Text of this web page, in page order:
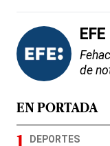
EFE
de
EN PORTADA
DEPORTES